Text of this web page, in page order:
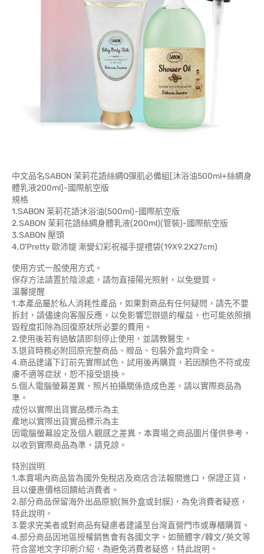
中文品名SABON 茉莉花語絲綢Q彈肌必備組[沐浴油500ml+絲綢身
體乳液200ml]-國際航空版
規格
1.SABON 茉莉花語沐浴油(500ml)-國際航空版
2.SABON 茉莉花語絲綢身體乳液(200ml)(管裝)-國際航空版
3.SABON 壓頭
4.O'Pretty 歐沛媞 漸變幻彩祝福手提禮袋(19X9.2X27cm)
使用方式一般使用方式。
保存方法請置於陰涼處，請勿直接陽光照射，以免變質。
溫馨提醒
1.本產品屬於私人消耗性產品，如果對商品有任何疑問，請先不要
拆封，請儘速向客服反應，以免影響您辦退的權益，也可能依照損
毀程度扣除為回復原狀所必要的費用。
2.使用後若有過敏請即刻停止使用，並請教醫生。
3.退貨時務必附回原完整商品、贈品、包裝外盒均齊全。
4.商品建議下訂前先實際試色、試用後再購買，若因顏色不符或皮
膚不適等症狀，恕不接受退換。
5.個人電腦螢幕差異、照片拍攝關係造成色差，請以實際商品為
準。
成份以實際出貨實品標示為主
產地以實際出貨實品標示為主
因電腦螢幕設定及個人觀感之差異，本賣場之商品圖片僅供參考，
以收到實際商品為準，請見諒。
特別說明
1.本賣場內商品皆為國外免稅店及商店合法報關進口，保證正貨，
且以優惠價格回饋給消費者。
2.部分商品保留海外出品原貌(無外盒或封膜)，為免消費者疑惑，
特此說明。
3.要求完美者或對商品有疑慮者建議至台灣直營門市或專櫃購買。
4.部分商品因地區授權銷售會有各國文字，如簡體字/韓文/英文等
符合當地文字印刷介紹，為避免消費者疑惑，特此說明。